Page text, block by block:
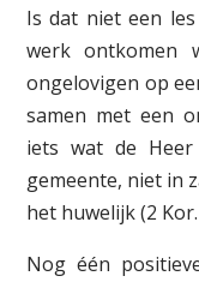
Is dat niet een
werk ontkomen
ongelovigen op
samen met een
iets wat de
gemeente, niet in
het huwelijk (2 Kor.
Nog één